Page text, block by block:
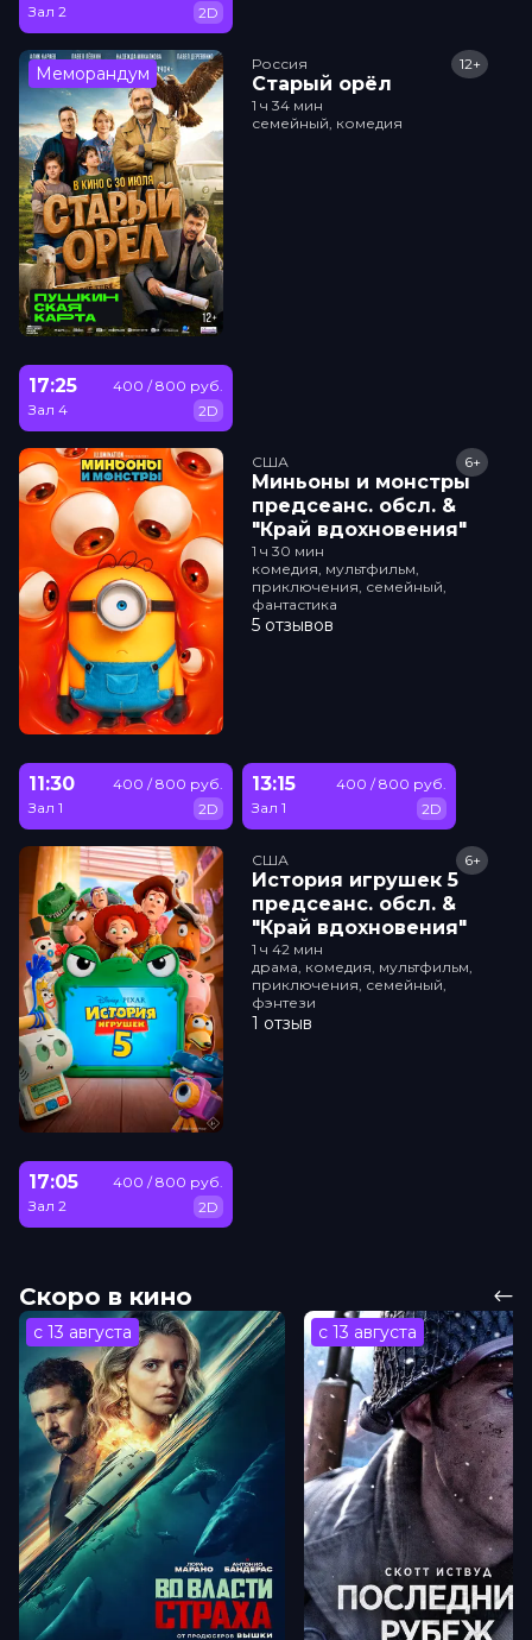
Зал 2
2D
Меморандум Россия
Старый орёл
12+
1 ч 34 мин
семейный, комедия
17:25
Зал 4
400 / 800 руб.
2D
США
Миньоны и монстры
прeдсeанc. обсл. &
"Край вдохновения"
6+
1 ч 30 мин
комедия, мультфильм,
приключения, семейный,
фантастика
5 отзывов
11:30
Зал 1
400 / 800 руб.
2D
13:15
Зал 1
400 / 800 руб.
2D
США
История игрушек 5
прeдсeанc. обсл. &
"Край вдохновения"
6+
1 ч 42 мин
драма, комедия, мультфильм,
приключения, семейный,
фэнтези
1 отзыв
17:05
Зал 2
400 / 800 руб.
2D
Скоро в кино
с 13 августа с 13 августа